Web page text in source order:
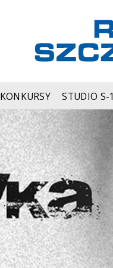
KONKURSY STUDIO S-1